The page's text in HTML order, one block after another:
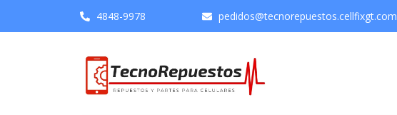
4848-9978 pedidos@tecnorepuestos.cellfixgt.com